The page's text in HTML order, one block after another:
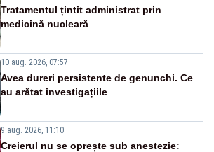
Tratamentul țintit administrat prin
medicină nucleară
10 aug. 2026, 07:57
Avea dureri persistente de genunchi. Ce
au arătat investigațiile
9 aug. 2026, 11:10
Creierul nu se oprește sub anestezie: